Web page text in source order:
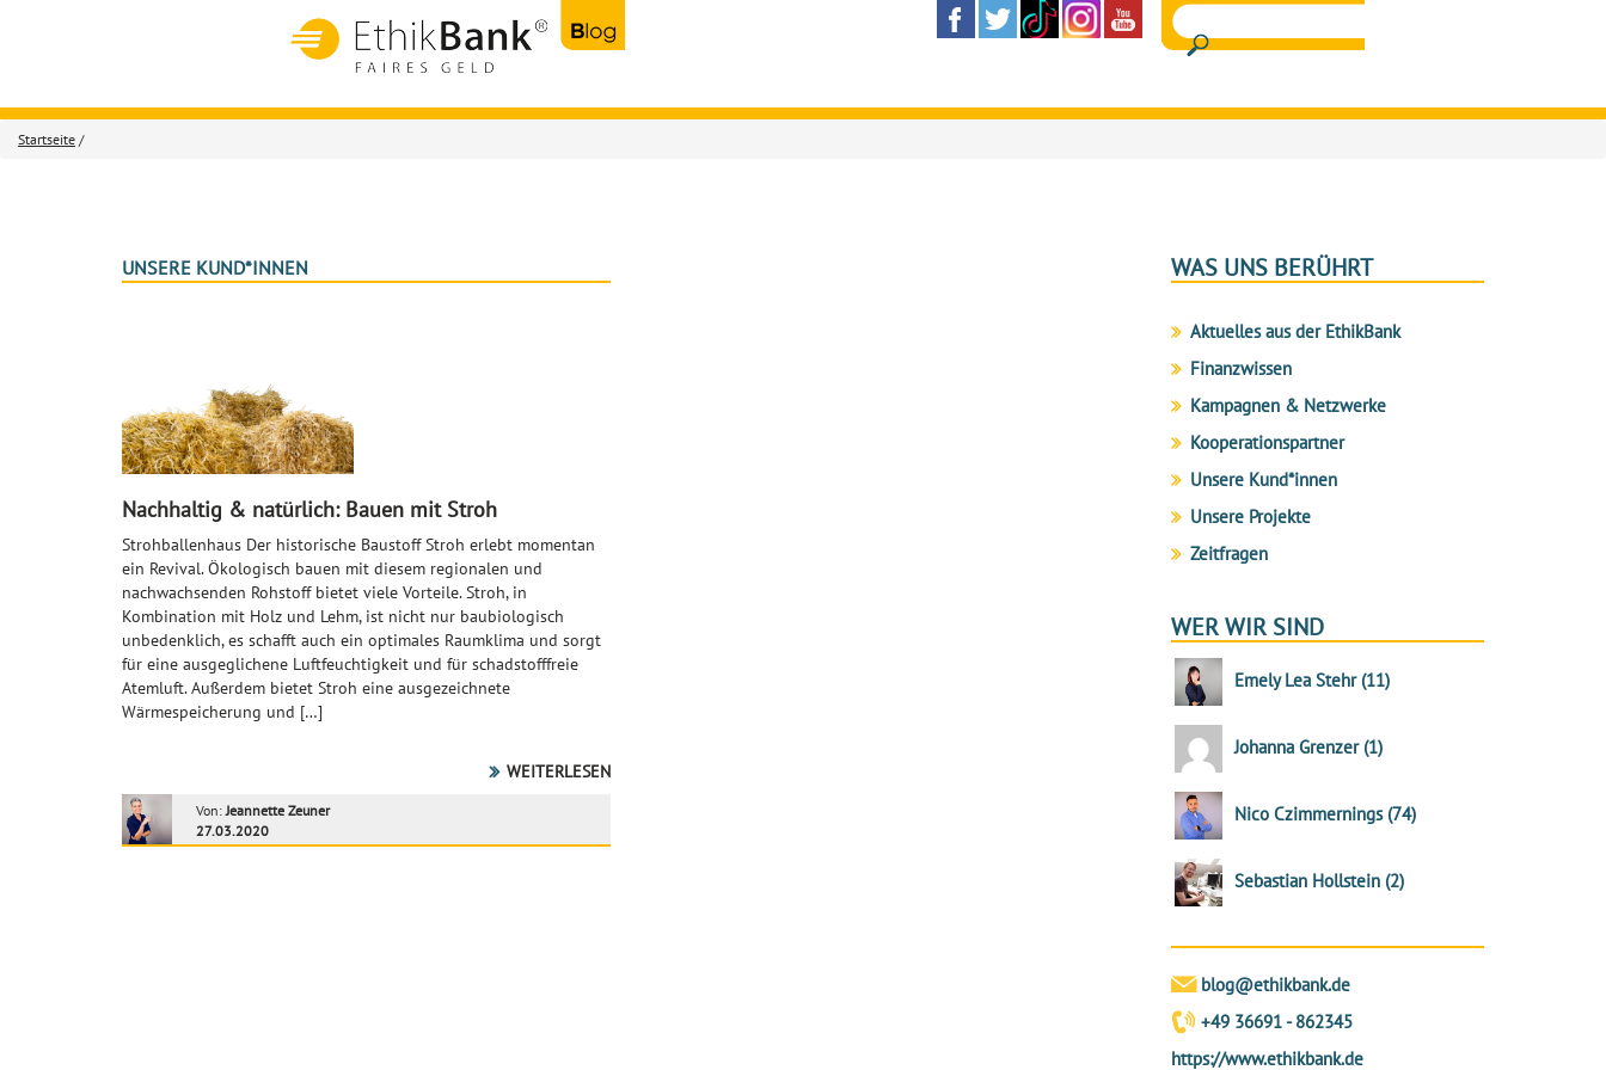
Startseite /
UNSERE KUND*INNEN
Nachhaltig & natürlich: Bauen mit Stroh
Strohballenhaus Der historische Baustoff Stroh erlebt momentan
ein Revival. Ökologisch bauen mit diesem regionalen und
nachwachsenden Rohstoff bietet viele Vorteile. Stroh, in
Kombination mit Holz und Lehm, ist nicht nur baubiologisch
unbedenklich, es schafft auch ein optimales Raumklima und sorgt
für eine ausgeglichene Luftfeuchtigkeit und für schadstofffreie
Atemluft. Außerdem bietet Stroh eine ausgezeichnete
Wärmespeicherung und […]
WEITERLESEN
Von:Jeannette Zeuner
27.03.2020
WAS UNS BERÜHRT
Aktuelles aus der EthikBank
Finanzwissen
Kampagnen & Netzwerke
Kooperationspartner
Unsere Kund*innen
Unsere Projekte
Zeitfragen
WER WIR SIND
Emely Lea Stehr (11)
Johanna Grenzer (1)
Nico Czimmernings (74)
Sebastian Hollstein (2)
blog@ethikbank.de
+49 36691 - 862345
https://www.ethikbank.de